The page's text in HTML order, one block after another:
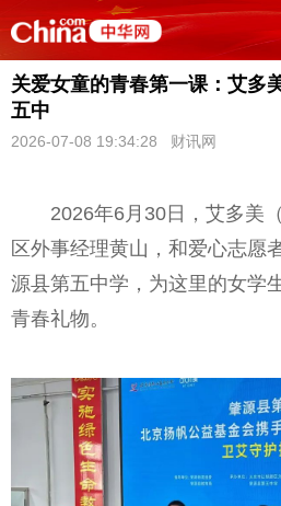
关爱女童的青春第一课：艾多
五中
2026-07-08 19:34:28 财讯网
2026年6月30日，艾多美
区外事经理黄山，和爱心志愿
源县第五中学，为这里的女学
青春礼物。